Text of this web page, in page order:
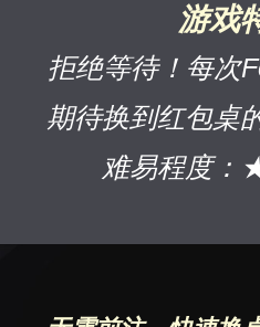
游戏
拒绝等待！每次
期待换到红包桌
难易程度